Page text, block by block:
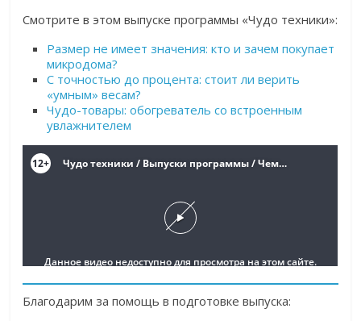
Cмотрите в этом выпуске программы «Чудо техники»:
Размер не имеет значения: кто и зачем покупает
микродома?
С точностью до процента: стоит ли верить
«умным» весам?
Чудо-товары: обогреватель со встроенным
увлажнителем
Благодарим за помощь в подготовке выпуска: